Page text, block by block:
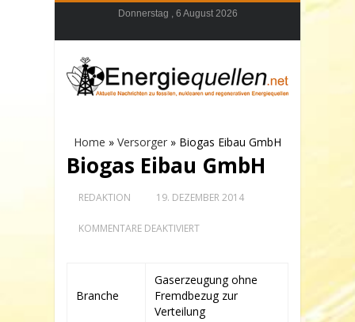
Donnerstag , 6 August 2026
Home » Versorger » Biogas Eibau GmbH
Biogas Eibau GmbH
REDAKTION 19. DEZEMBER 2014
KOMMENTARE DEAKTIVIERTFÜR
Branche
Gaserzeugung ohne
Fremdbezug zur
Verteilung